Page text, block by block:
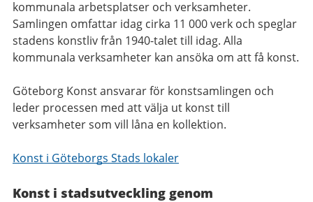
kommunala arbetsplatser och verksamheter.
Samlingen omfattar idag cirka 11 000 verk och speglar
stadens konstliv från 1940-talet till idag. Alla
kommunala verksamheter kan ansöka om att få konst.
Göteborg Konst ansvarar för konstsamlingen och
leder processen med att välja ut konst till
verksamheter som vill låna en kollektion.
Konst i Göteborgs Stads lokaler
Konst i stadsutveckling genom